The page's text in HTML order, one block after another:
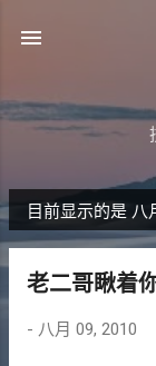
博
目前显示的是 八
老二哥瞅着
- 八月 09, 2010